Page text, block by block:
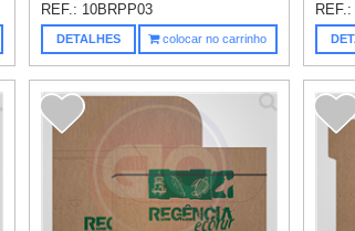
REF.: 10BRPP03
DETALHES colocar no carrinho
REF.: